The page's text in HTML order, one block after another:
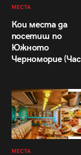
МЕСТА
Кои места да
посетиш по
Южното
Черноморие
МЕСТА